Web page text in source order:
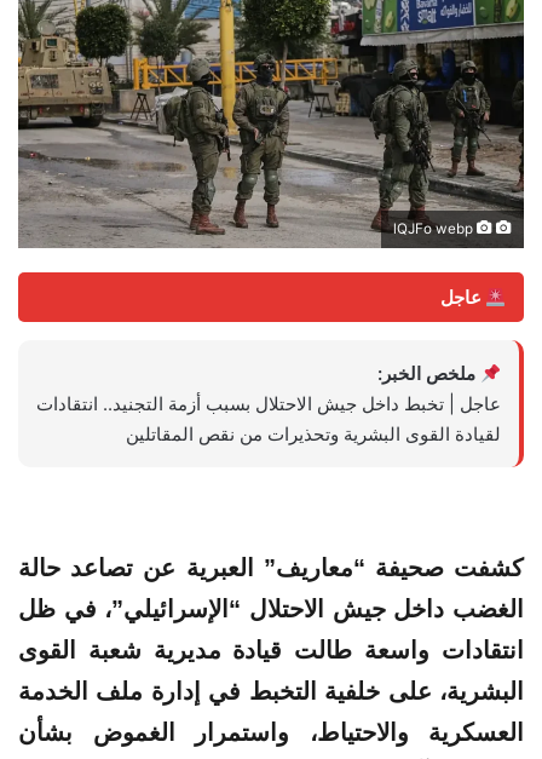
عاجل
ملخص الخبر:
عاجل | تخبط داخل جيش الاحتلال بسبب أزمة التجنيد.. انتقادات
لقيادة القوى البشرية وتحذيرات من نقص المقاتلين
كشفت صحيفة “معاريف” العبرية عن تصاعد حالة
الغضب داخل جيش الاحتلال “الإسرائيلي”، في ظل
انتقادات واسعة طالت قيادة مديرية شعبة القوى
البشرية، على خلفية التخبط في إدارة ملف الخدمة
العسكرية والاحتياط، واستمرار الغموض بشأن